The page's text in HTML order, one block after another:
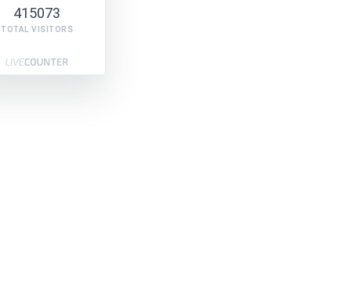
415073
TOTAL VISITORS